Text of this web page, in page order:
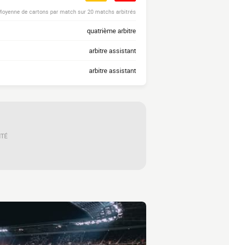
de cartons par match sur 20 matchs arbitrés
quatrième arbitre
arbitre assistant
arbitre assistant